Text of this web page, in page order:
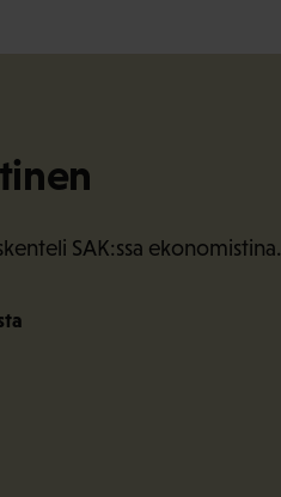
SAK:ssa ekonomistina.